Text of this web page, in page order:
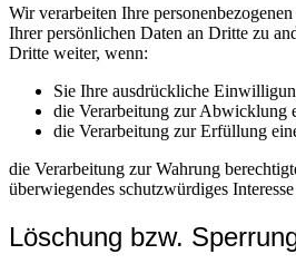
Wir verarbeiten Ihre
Ihrer persönlichen Daten an Dritte zu
Dritte weiter, wenn:
Sie Ihre ausdrückliche
die Verarbeitung zur Abwicklung
die Verarbeitung zur Erfüllung
die Verarbeitung zur Wahrung
überwiegendes schutzwürdiges
Löschung bzw.